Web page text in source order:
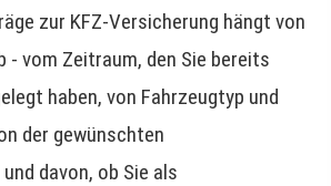
zur KFZ-Versicherung hängt von
- vom Zeitraum, den Sie bereits
haben, von Fahrzeugtyp und
der gewünschten
davon, ob Sie als